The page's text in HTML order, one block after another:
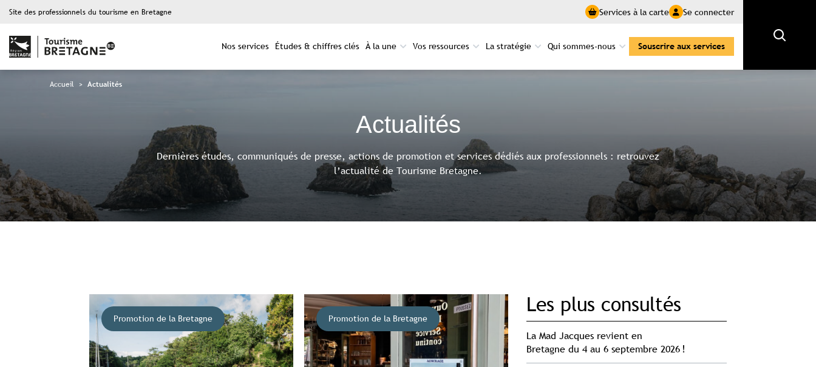
Site des professionnels du tourisme en Bretagne Services à la carte Se connecter
Nos services Études & chiffres clés À la une Vos ressources La stratégie Qui sommes-nous Souscrire aux services Rechercher
Accueil > Actualités
Actualités
Dernières études, communiqués de presse, actions de promotion et services dédiés aux professionnels : retrouvez
l’actualité de Tourisme Bretagne.
Promotion de la Bretagne Promotion de la Bretagne
Les plus consultés
La Mad Jacques revient en
Bretagne du 4 au 6 septembre 2026 !